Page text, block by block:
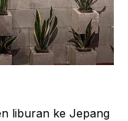
liburan ke Jepang